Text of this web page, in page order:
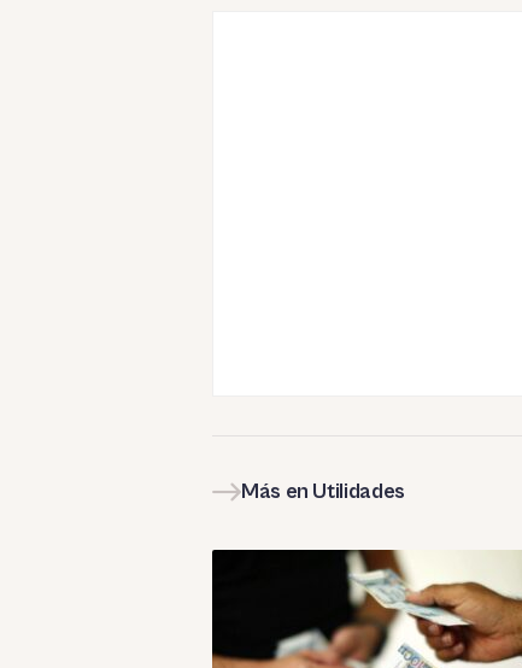
Más en Utilidades